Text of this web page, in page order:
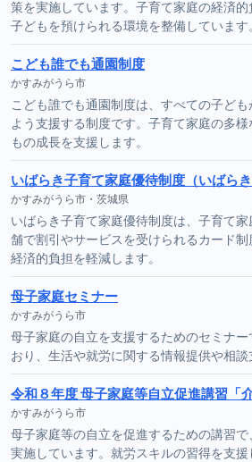
策を実施しています。子育て家庭の経済
子どもを預けられる環境を整備しています
こども誰でも通園制度
かすみがうら市
こども誰でも通園制度は、すべての子ど
よう支援する制度です。子育て家庭の多
もの成長を支援します。
いばらき子育て家庭優待制度（いばら
かすみがうら市・茨城県
いばらき子育て家庭優待制度は、子育て
舗で割引やサービスを受けられるカード
経済的負担を軽減します。
母子家庭セミナー
かすみがうら市
母子家庭の自立を支援するためのセミナ
おり、生活や就労に関する情報提供や相談
令和８年度 母子家庭等自立促進講習「
かすみがうら市
母子家庭等の自立を促進するための講習
実施しています。就労スキルの習得を支